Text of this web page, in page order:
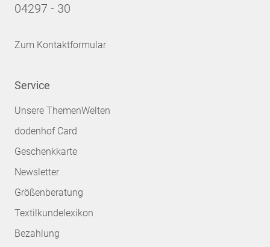
04297 - 30
Zum Kontaktformular
Service
Unsere ThemenWelten
dodenhof Card
Geschenkkarte
Newsletter
Größenberatung
Textilkundelexikon
Bezahlung